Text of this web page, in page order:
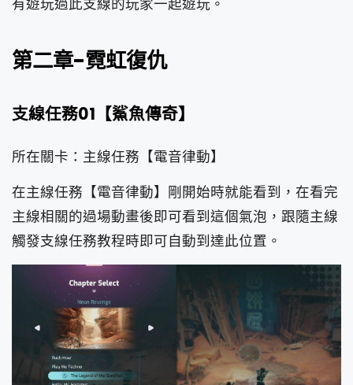
有遊玩過此支線的玩家一起遊玩。
第二章-霓虹復仇
支線任務01【鯊魚傳奇】
所在關卡：主線任務【電音律動】
在主線任務【電音律動】剛開始時就能看到，在看完
主線相關的過場動畫後即可看到這個氣泡，跟隨主線
觸發支線任務教程時即可自動到達此位置。